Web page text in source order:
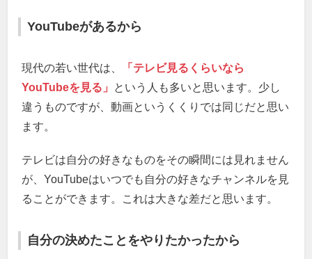
YouTubeがあるから
現代の若い世代は、
「テレビ見るくらいなら
YouTubeを見る」
という人も多いと思います。少し
違うものですが、動画というくくりでは同じだと思い
ます。
テレビは自分の好きなものをその瞬間には見れません
が、YouTubeはいつでも自分の好きなチャンネルを見
ることができます。これは大きな差だと思います。
自分の決めたことをやりたかったから